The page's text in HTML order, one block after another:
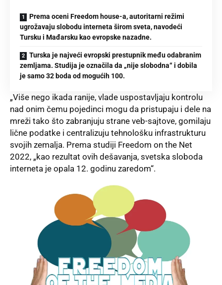
Prema oceni Freedom house-a, autoritarni režimi
ugrožavaju slobodu interneta širom sveta, navodeći
Tursku i Mađarsku kao evropske nazadne.
Turska je najveći evropski prestupnik među odabranim
zemljama. Studija je označila da „nije slobodna“ i dobila
je samo 32 boda od mogućih 100.
„Više nego ikada ranije, vlade uspostavljaju kontrolu
nad onim čemu pojedinci mogu da pristupaju i dele na
mreži tako što zabranjuju strane veb-sajtove, gomilaju
lične podatke i centralizuju tehnološku infrastrukturu
svojih zemalja. Prema studiji Freedom on the Net
2022, „kao rezultat ovih dešavanja, svetska sloboda
interneta je opala 12. godinu zaredom“.